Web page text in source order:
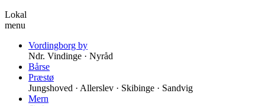
Lokal
menu
Vordingborg by
Ndr. Vindinge · Nyråd
Bårse
Præstø
Jungshoved · Allerslev · Skibinge · Sandvig
Mern